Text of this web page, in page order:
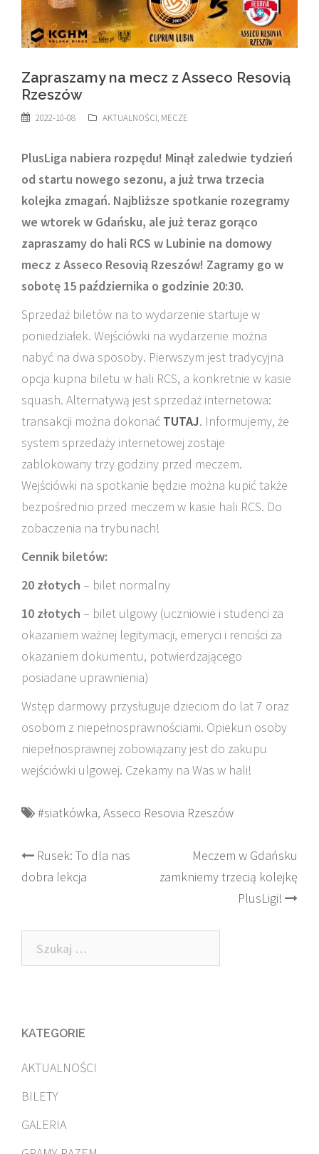
Zapraszamy na mecz z Asseco Resovią
Rzeszów
2022-10-08 AKTUALNOŚCI, MECZE
PlusLiga nabiera rozpędu! Minął zaledwie tydzień
od startu nowego sezonu, a już trwa trzecia
kolejka zmagań. Najbliższe spotkanie rozegramy
we wtorek w Gdańsku, ale już teraz gorąco
zapraszamy do hali RCS w Lubinie na domowy
mecz z Asseco Resovią Rzeszów! Zagramy go w
sobotę 15 października o godzinie 20:30.
Sprzedaż biletów na to wydarzenie startuje w
poniedziałek. Wejściówki na wydarzenie można
nabyć na dwa sposoby. Pierwszym jest tradycyjna
opcja kupna biletu w hali RCS, a konkretnie w kasie
squash. Alternatywą jest sprzedaż internetowa:
transakcji można dokonać TUTAJ. Informujemy, że
system sprzedaży internetowej zostaje
zablokowany trzy godziny przed meczem.
Wejściówki na spotkanie będzie można kupić także
bezpośrednio przed meczem w kasie hali RCS. Do
zobaczenia na trybunach!
Cennik biletów:
20 złotych – bilet normalny
10 złotych – bilet ulgowy (uczniowie i studenci za
okazaniem ważnej legitymacji, emeryci i renciści za
okazaniem dokumentu, potwierdzającego
posiadane uprawnienia)
Wstęp darmowy przysługuje dzieciom do lat 7 oraz
osobom z niepełnosprawnościami. Opiekun osoby
niepełnosprawnej zobowiązany jest do zakupu
wejściówki ulgowej. Czekamy na Was w hali!
#siatkówka, Asseco Resovia Rzeszów
Post
navigation
Rusek: To dla nas
dobra lekcja
Meczem w Gdańsku
zamkniemy trzecią kolejkę
PlusLigi!
Szukaj:
KATEGORIE
AKTUALNOŚCI
BILETY
GALERIA